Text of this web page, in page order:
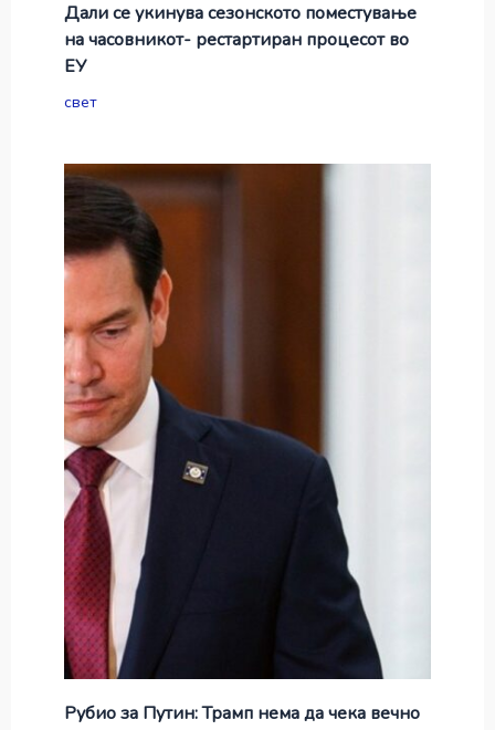
Дали се укинува сезонското поместување
на часовникот- рестартиран процесот во
ЕУ
свет
Рубио за Путин: Трамп нема да чека вечно